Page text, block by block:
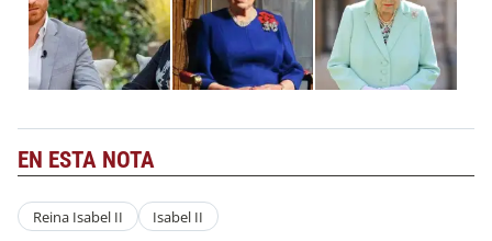
EN ESTA NOTA
Reina Isabel II Isabel II